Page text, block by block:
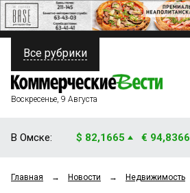
ПОЛИТИКА
ФИНАНСЫ
ОБЩЕСТВО
Все рубрики
Воскресенье, 9 Августа
В Омске: $ 82,1665 € 94,8366
Главная → Новости → Недвижимость